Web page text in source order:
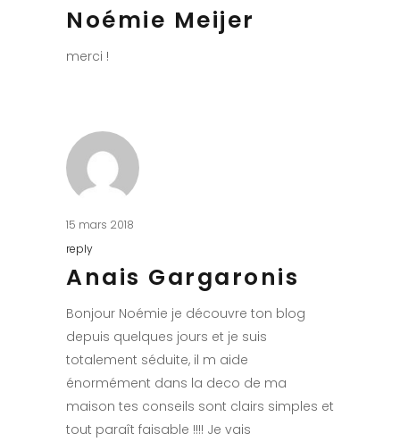
Noémie Meijer
merci !
15 mars 2018
reply
Anais Gargaronis
Bonjour Noémie je découvre ton blog
depuis quelques jours et je suis
totalement séduite, il m aide
énormément dans la deco de ma
maison tes conseils sont clairs simples et
tout paraît faisable !!!! Je vais